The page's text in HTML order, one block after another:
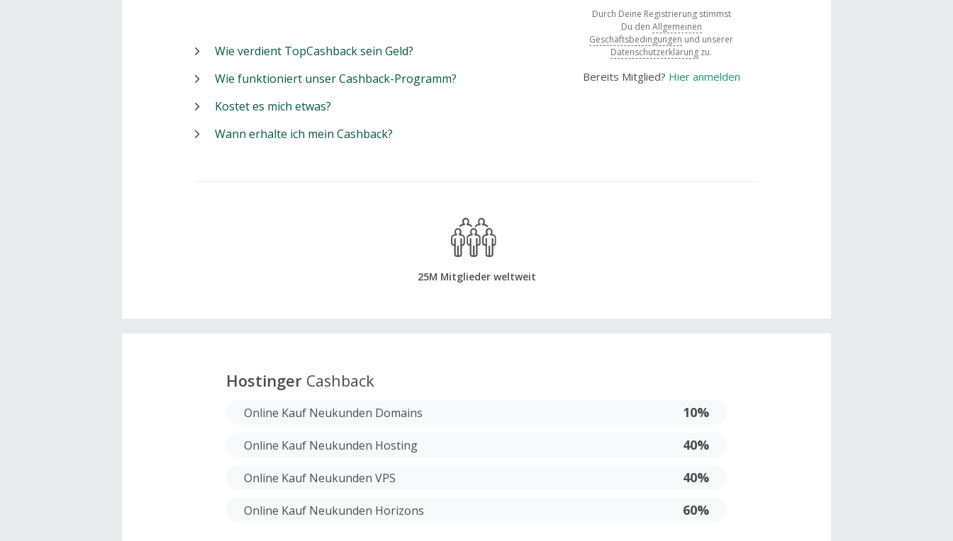
Durch Deine Registrierung stimmst
Du den Allgemeinen
Geschäftsbedingungen und unserer
Datenschutzerklärung zu.
Bereits Mitglied? Hier anmelden
Wie verdient TopCashback sein Geld?
Wie funktioniert unser Cashback-Programm?
Kostet es mich etwas?
Wann erhalte ich mein Cashback?
25M Mitglieder weltweit
Hostinger Cashback
Online Kauf Neukunden Domains 10%
Online Kauf Neukunden Hosting 40%
Online Kauf Neukunden VPS 40%
Online Kauf Neukunden Horizons 60%